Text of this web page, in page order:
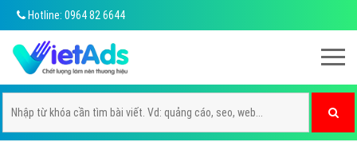
Hotline: 0964 82 6644